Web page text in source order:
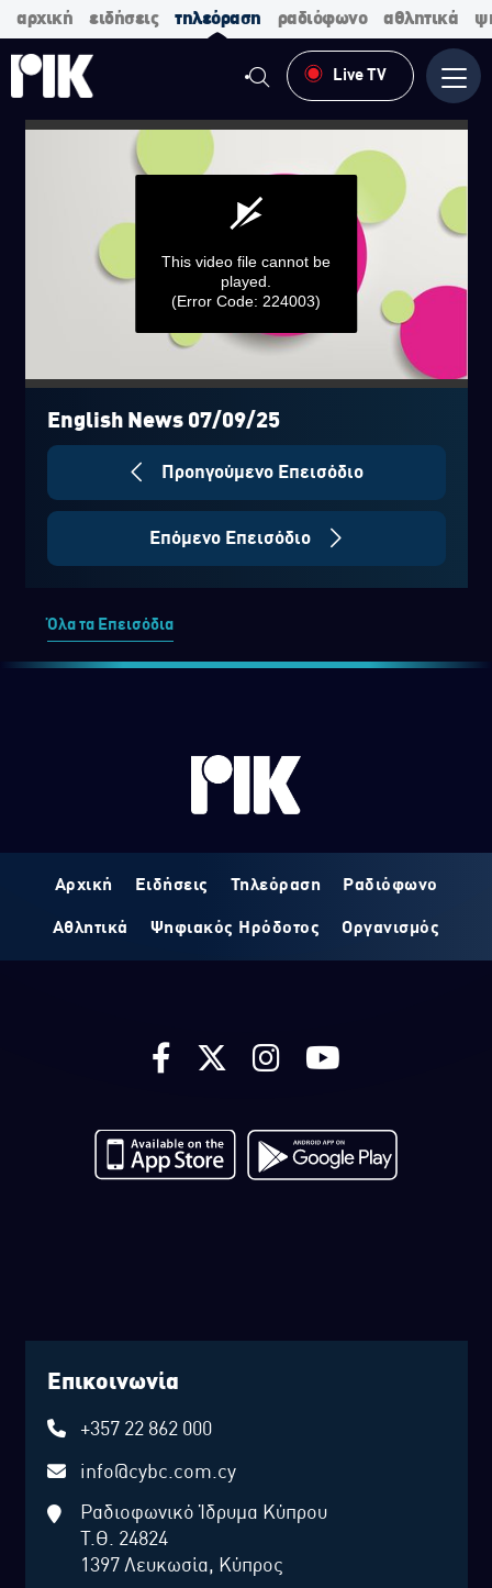
αρχική ειδήσεις τηλεόραση ραδιόφωνο αθλητικά
Live TV
0
seconds
seconds
This video file cannot be
played.
(Error Code: 224003)
English News 07/09/25
Προηγούμενο Επεισόδιο
Επόμενο Επεισόδιο
Όλα τα Επεισόδια
Αρχική Ειδήσεις Τηλεόραση Ραδιόφωνο
Αθλητικά Ψηφιακός Ηρόδοτος Οργανισμός
Επικοινωνία
+357 22 862 000
info@cybc.com.cy
Ραδιοφωνικό Ίδρυμα Κύπρου
Τ.Θ. 24824
1397 Λευκωσία, Κύπρος